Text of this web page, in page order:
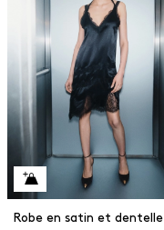
Robe en satin et dentelle